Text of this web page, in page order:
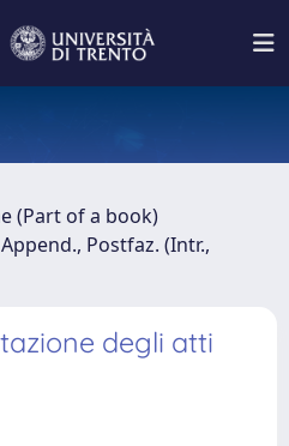
(Part of a book)
Postfaz. (Intr.,
degli atti